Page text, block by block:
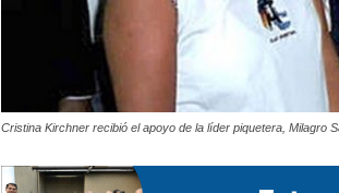
Cristina Kirchner recibió el apoyo de la líder piquetera, Milagro